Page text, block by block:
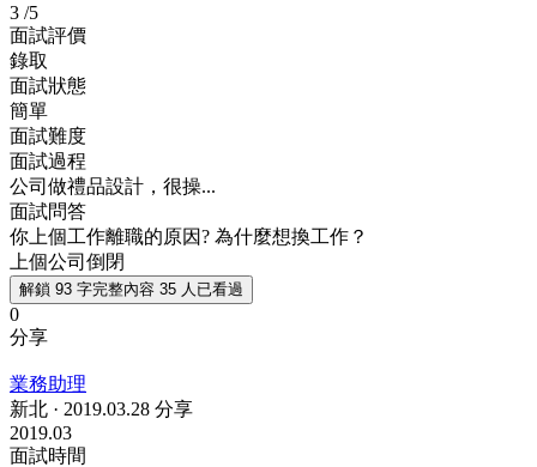
3 /5
面試評價
錄取
面試狀態
簡單
面試難度
面試過程
公司做禮品設計，很操...
面試問答
你上個工作離職的原因? 為什麼想換工作？
上個公司倒閉
解鎖 93 字完整內容 35 人已看過
0
分享
業務助理
新北 · 2019.03.28 分享
2019.03
面試時間